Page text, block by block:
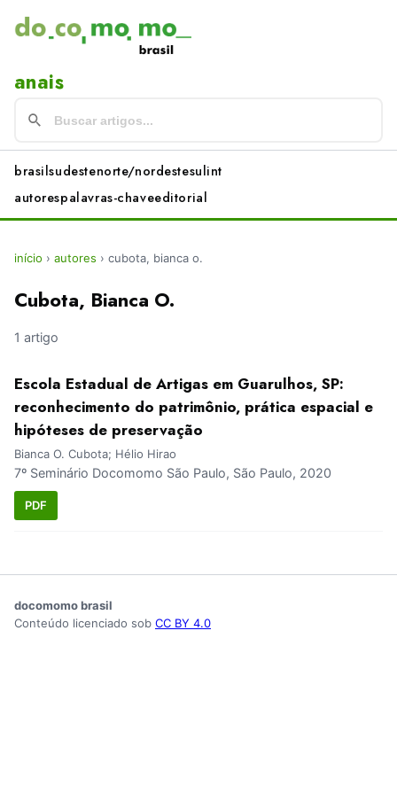
anais
brasilsudestenorte/nordestesulint
autorespalavras-chaveeditorial
início › autores › cubota, bianca o.
Cubota, Bianca O.
1 artigo
Escola Estadual de Artigas em Guarulhos, SP:
reconhecimento do patrimônio, prática espacial e
hipóteses de preservação
Bianca O. Cubota; Hélio Hirao
7º Seminário Docomomo São Paulo, São Paulo, 2020
PDF
docomomo brasil
Conteúdo licenciado sob CC BY 4.0